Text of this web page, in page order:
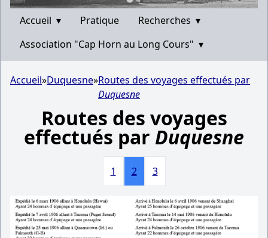
Accueil ▾ Pratique Recherches ▾
Association "Cap Horn au Long Cours" ▾
Accueil»Duquesne»Routes des voyages effectués par
Duquesne
Routes des voyages
effectués par Duquesne
1 2 3